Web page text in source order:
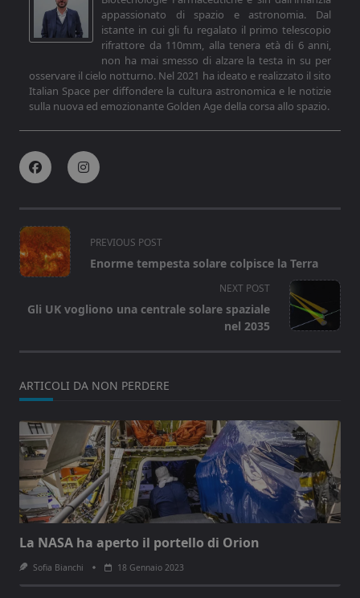
appassionato di spazio e astronomia. Dal
istante in cui gli fu regalato il primo telescopio
rifrattore da 110mm, alla tenera età di 6 anni,
non ha mai smesso di alzare la testa in su per
osservare il cielo notturno. Nel 2021 ha ideato e realizzato il sito
Italian Space per diffondere la cultura astronomica e le notizie
sulla nuova ed emozionante Golden Age della corsa allo spazio.
<span
class="nav-
subtitle
reader-
PREVIOUS POST
Enorme tempesta solare colpisce la Terra
NEXT POST
Gli UK vogliono una centrale solare spaziale
nel 2035
ARTICOLI DA NON PERDERE
La NASA ha aperto il portello di Orion
Sofia Bianchi 18 Gennaio 2023